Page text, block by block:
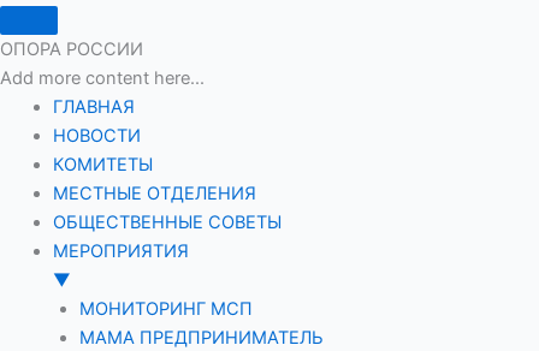
ОПОРА РОССИИ
Add more content here...
ГЛАВНАЯ
НОВОСТИ
КОМИТЕТЫ
МЕСТНЫЕ ОТДЕЛЕНИЯ
ОБЩЕСТВЕННЫЕ СОВЕТЫ
МЕРОПРИЯТИЯ
▼
МОНИТОРИНГ МСП
МАМА ПРЕДПРИНИМАТЕЛЬ